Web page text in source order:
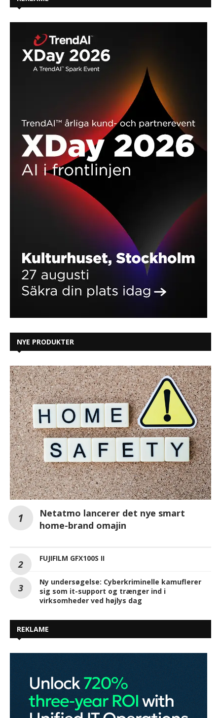
NYE PRODUKTER
Netatmo lancerer det nye smart
home-brand omajin
FUJIFILM GFX100S II
Ny undersøgelse: Cyberkriminelle kamuflerer
sig som it-support og trænger ind i
virksomheder ved højlys dag
REKLAME